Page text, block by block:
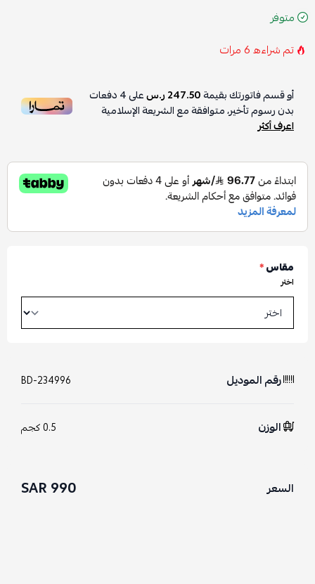
متوفر
تم شراءه6مرات
أو قسم فاتورتك بقيمة247.50 ر.س على4دفعات
بدون رسوم تأخير، متوافقة مع الشريعة الإسلامية
اعرف أكثر
مقاس*
اختر
رقم الموديل BD-234996
الوزن 0.5 كجم
السعر 990 SAR